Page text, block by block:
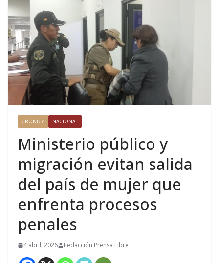
CRÓNICA NACIONAL
Ministerio público y
migración evitan salida
del país de mujer que
enfrenta procesos
penales
4 abril, 2026 Redacción Prensa Libre